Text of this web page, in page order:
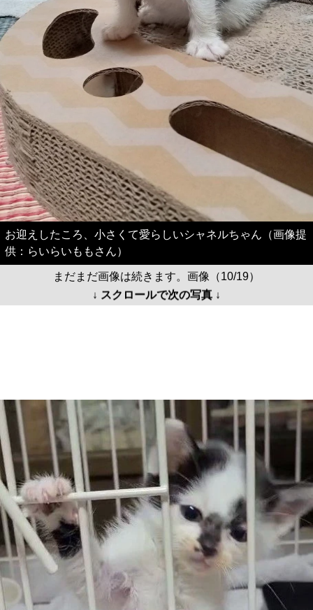
お迎えしたころ、小さくて愛らしいシャネルちゃん（画像提
供：らいらいももさん）
まだまだ画像は続きます。画像（10/19）
↓ スクロールで次の写真 ↓